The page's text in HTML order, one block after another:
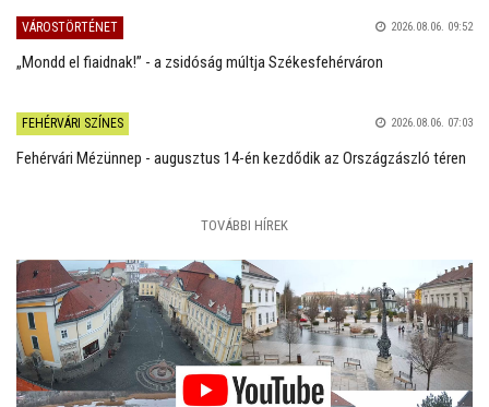
VÁROSTÖRTÉNET 2026.08.06. 09:52
„Mondd el fiaidnak!” - a zsidóság múltja Székesfehérváron
FEHÉRVÁRI SZÍNES 2026.08.06. 07:03
Fehérvári Mézünnep - augusztus 14-én kezdődik az Országzászló téren
TOVÁBBI HÍREK